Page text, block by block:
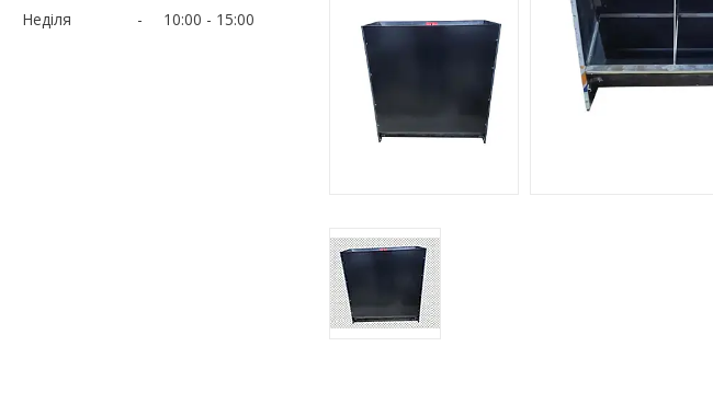
Неділя
10:00 15:00